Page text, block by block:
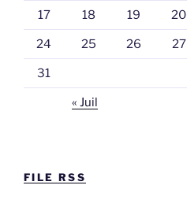
17 18 19 20
24 25 26 27
31
« Juil
FILE RSS